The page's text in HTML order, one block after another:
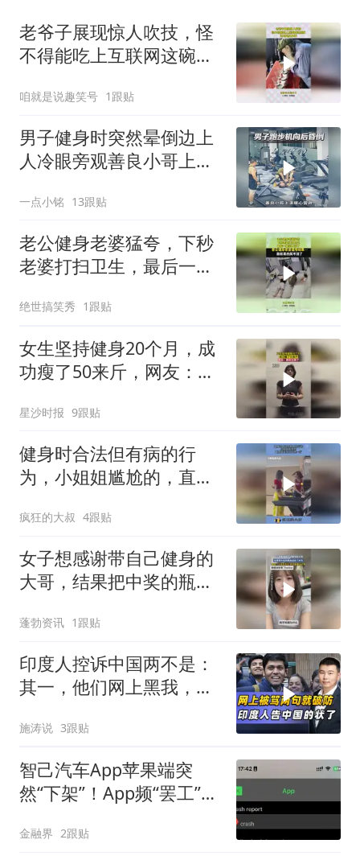
老爷子展现惊人吹技，怪
不得能吃上互联网这碗
咱就是说趣笑号 1跟贴
男子健身时突然晕倒边上
人冷眼旁观善良小哥上演
一点小铭 13跟贴
老公健身老婆猛夸，下秒
老婆打扫卫生，最后一幕
绝世搞笑秀 1跟贴
女生坚持健身20个月，成
功瘦了50来斤，网友：真
星沙时报 9跟贴
健身时合法但有病的行
为，小姐姐尴尬的，直接
疯狂的大叔 4跟贴
女子想感谢带自己健身的
大哥，结果把中奖的瓶盖
蓬勃资讯 1跟贴
印度人控诉中国两不是：
其一，他们网上黑我，其
施涛说 3跟贴
智己汽车App苹果端突
然“下架”！App频“罢工”，
金融界 2跟贴